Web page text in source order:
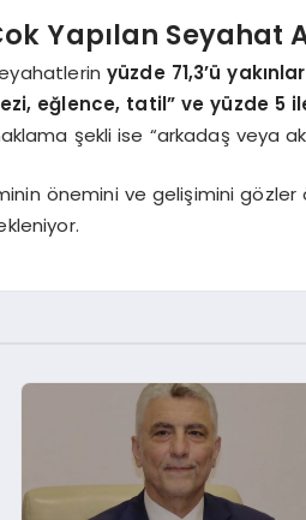
Yapılan Seyahat
yüzde 71,3’ü
eğlence, tatil” ve yüzde 5
şekli ise “arkadaş veya
önemini ve gelişimini